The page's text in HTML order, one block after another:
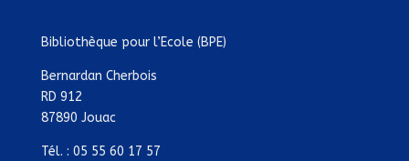
Bibliothèque pour l’Ecole (BPE)
Bernardan Cherbois
RD 912
87890 Jouac
Tél. : 05 55 60 17 57